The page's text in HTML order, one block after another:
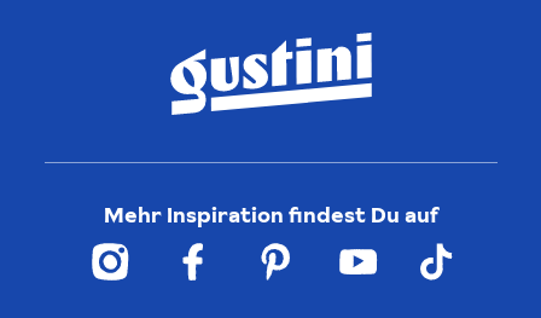
Mehr Inspiration findest Du auf